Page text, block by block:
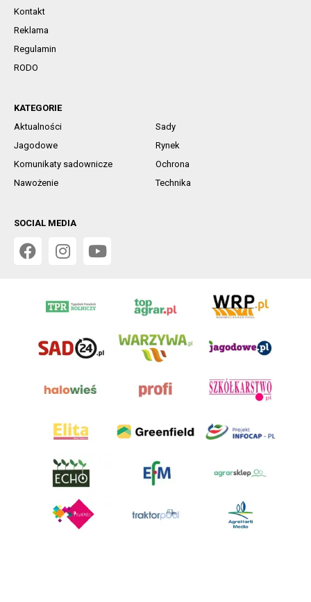
Kontakt
Reklama
Regulamin
RODO
KATEGORIE
Aktualności
Sady
Jagodowe
Rynek
Komunikaty sadownicze
Ochrona
Nawożenie
Technika
SOCIAL MEDIA